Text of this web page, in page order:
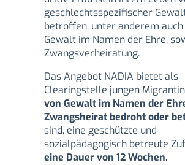
geschlechtsspezifischer
betroffen, unter anderem
Gewalt im Namen der Ehre,
Zwangsverheiratung.
Das Angebot NADIA bietet als
Clearingstelle jungen
von Gewalt im Namen der
Zwangsheirat bedroht oder
sind, eine geschützte und
sozialpädagogisch betreute
eine Dauer von 12 Wochen.